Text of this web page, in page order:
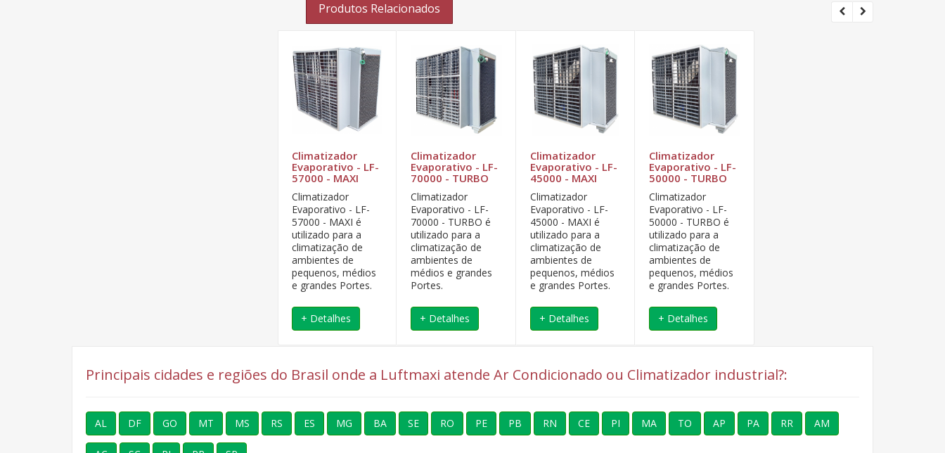
Produtos Relacionados
Climatizador
Evaporativo - LF-
57000 - MAXI
Climatizador
Evaporativo - LF-
57000 - MAXI é
utilizado para a
climatização de
ambientes de
pequenos, médios
e grandes Portes.
+ Detalhes
Climatizador
Evaporativo - LF-
70000 - TURBO
Climatizador
Evaporativo - LF-
70000 - TURBO é
utilizado para a
climatização de
ambientes de
médios e grandes
Portes.
+ Detalhes
Climatizador
Evaporativo - LF-
45000 - MAXI
Climatizador
Evaporativo - LF-
45000 - MAXI é
utilizado para a
climatização de
ambientes de
pequenos, médios
e grandes Portes.
+ Detalhes
Climatizador
Evaporativo - LF-
50000 - TURBO
Climatizador
Evaporativo - LF-
50000 - TURBO é
utilizado para a
climatização de
ambientes de
pequenos, médios
e grandes Portes.
+ Detalhes
Principais cidades e regiões do Brasil onde a Luftmaxi atende Ar Condicionado ou Climatizador industrial?:
AL DF GO MT MS RS ES MG BA SE RO PE PB RN CE PI MA TO AP PA RR AM